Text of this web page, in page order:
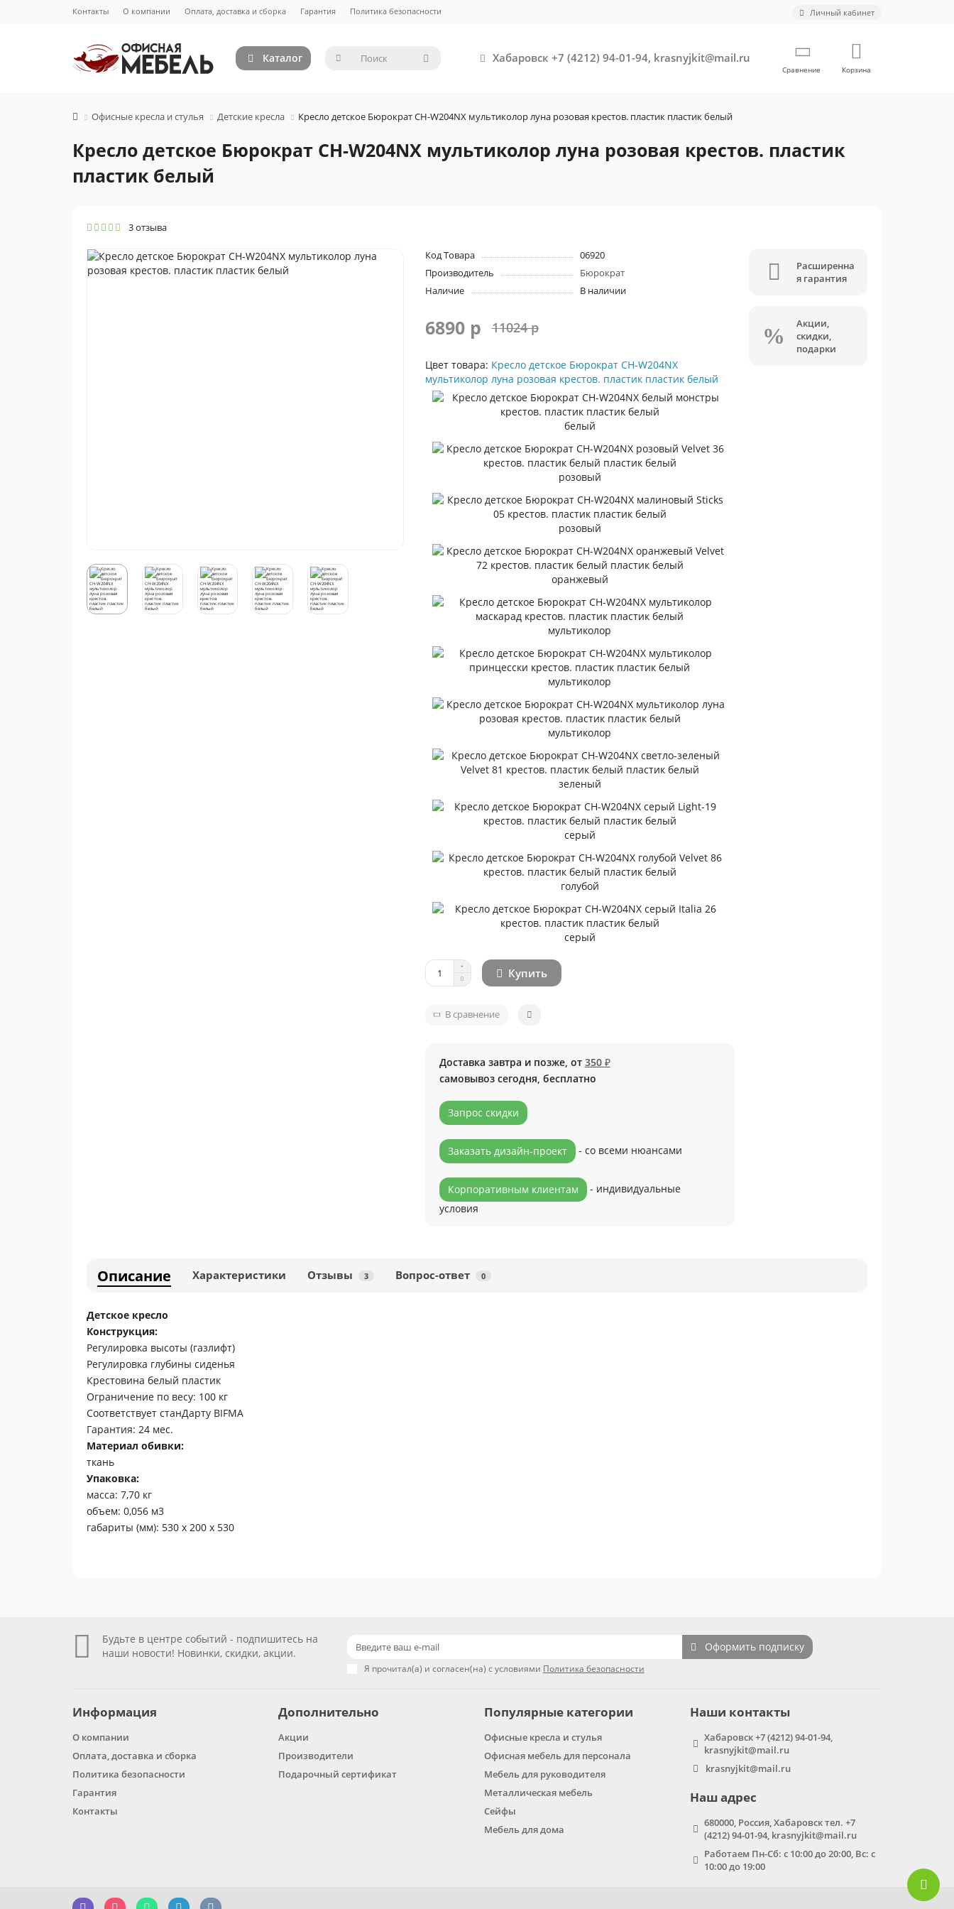
Контакты О компании Оплата, доставка и сборка Гарантия Политика безопасности Личный кабинет
Каталог Хабаровск +7 (4212) 94-01-94, krasnyjkit@mail.ru
Сравнение Корзина
Офисные кресла и стулья Детские кресла Кресло детское Бюрократ CH-W204NX мультиколор луна розовая крестов. пластик пластик белый
Кресло детское Бюрократ CH-W204NX мультиколор луна розовая крестов. пластик
пластик белый
3 отзыва
Код Товара
06920
Производитель
Бюрократ
Наличие
В наличии
6890 р 11024 р
Цвет товара: Кресло детское Бюрократ CH-W204NX
мультиколор луна розовая крестов. пластик пластик белый
белый
розовый
розовый
оранжевый
мультиколор
мультиколор
мультиколор
зеленый
серый
голубой
серый
Купить
В сравнение
Доставка завтра и позже, от 350 ₽
самовывоз сегодня, бесплатно
Запрос скидки
Заказать дизайн-проект - со всеми нюансами
Корпоративным клиентам
- индивидуальные
условия
Расширенна
я гарантия
Акции,
скидки,
подарки
Описание Характеристики Отзывы 3 Вопрос-ответ 0
Детское кресло
Конструкция:
Регулировка высоты (газлифт)
Регулировка глубины сиденья
Крестовина белый пластик
Ограничение по весу: 100 кг
Соответствует станДарту BIFMA
Гарантия: 24 мес.
Материал обивки:
ткань
Упаковка:
масса: 7,70 кг
объем: 0,056 м3
габариты (мм): 530 х 200 х 530
Будьте в центре событий - подпишитесь на
наши новости! Новинки, скидки, акции.
Оформить подписку
Я прочитал(а) и согласен(на) с условиями Политика безопасности
Информация
О компании
Оплата, доставка и сборка
Политика безопасности
Гарантия
Контакты
Дополнительно
Акции
Производители
Подарочный сертификат
Популярные категории
Офисные кресла и стулья
Офисная мебель для персонала
Мебель для руководителя
Металлическая мебель
Сейфы
Мебель для дома
Наши контакты
Хабаровск +7 (4212) 94-01-94,
krasnyjkit@mail.ru
krasnyjkit@mail.ru
Наш адрес
680000, Россия, Хабаровск тел. +7
(4212) 94-01-94, krasnyjkit@mail.ru
Работаем Пн-Сб: с 10:00 до 20:00, Вс: с
10:00 до 19:00